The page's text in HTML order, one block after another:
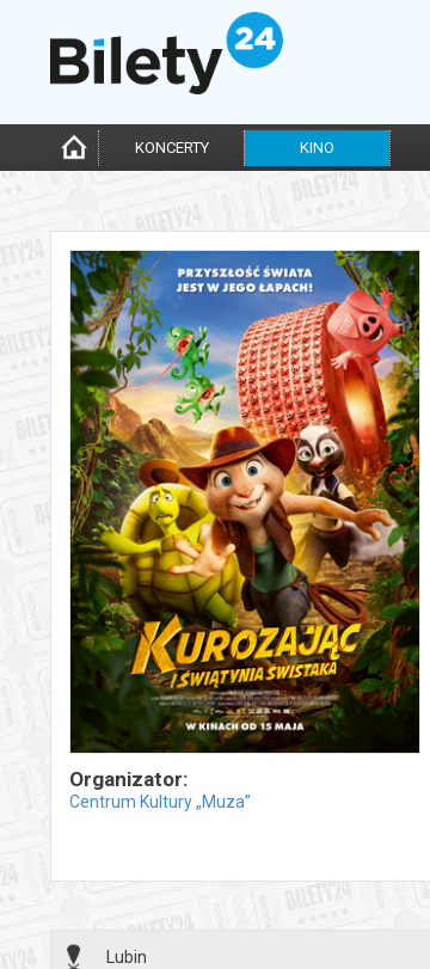
KONCERTY KINO
Organizator:
Centrum Kultury „Muza”
Lubin